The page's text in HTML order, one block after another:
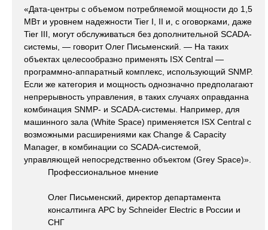
«Дата-центры с объемом потребляемой мощности до 1,5
МВт и уровнем надежности Tier I, II и, с оговорками, даже
Tier III, могут обслуживаться без дополнительной SCADA-
системы, — говорит Олег Письменский. — На таких
объектах целесообразно применять ISX Central —
программно-аппаратный комплекс, использующий SNMP.
Если же категория и мощность однозначно предполагают
непрерывность управления, в таких случаях оправданна
комбинация SNMP- и SCADA-системы. Например, для
машинного зала (White Space) применяется ISX Central с
возможными расширениями как Change & Capacity
Manager, в комбинации со SCADA-системой,
управляющей непосредственно объектом (Grey Space)».
Профессиональное мнение
Олег Письменский, директор департамента
консалтинга APC by Schneider Electric в России и
СНГ